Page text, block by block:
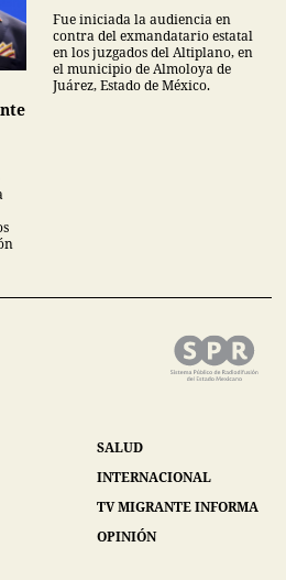
Fue iniciada la audiencia en
contra del exmandatario estatal
en los juzgados del Altiplano, en
el municipio de Almoloya de
Juárez, Estado de México.
SALUD
INTERNACIONAL
TV MIGRANTE INFORMA
OPINIÓN